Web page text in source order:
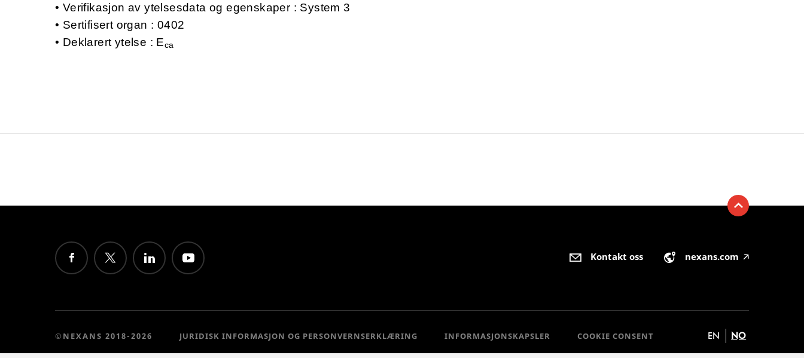
Verifikasjon av ytelsesdata og egenskaper : System 3
Sertifisert organ : 0402
Deklarert ytelse : Eca
Kontakt oss nexans.com 🡥
©NEXANS 2018-2026 JURIDISK INFORMASJON OG PERSONVERNSERKLÆRING INFORMASJONSKAPSLER COOKIE CONSENT EN NO